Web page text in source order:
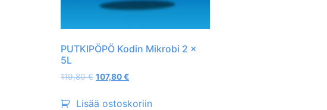
PUTKIPÖPÖ Kodin Mikrobi 2 x
5L
119,80€ 107,80€
Lisää ostoskoriin